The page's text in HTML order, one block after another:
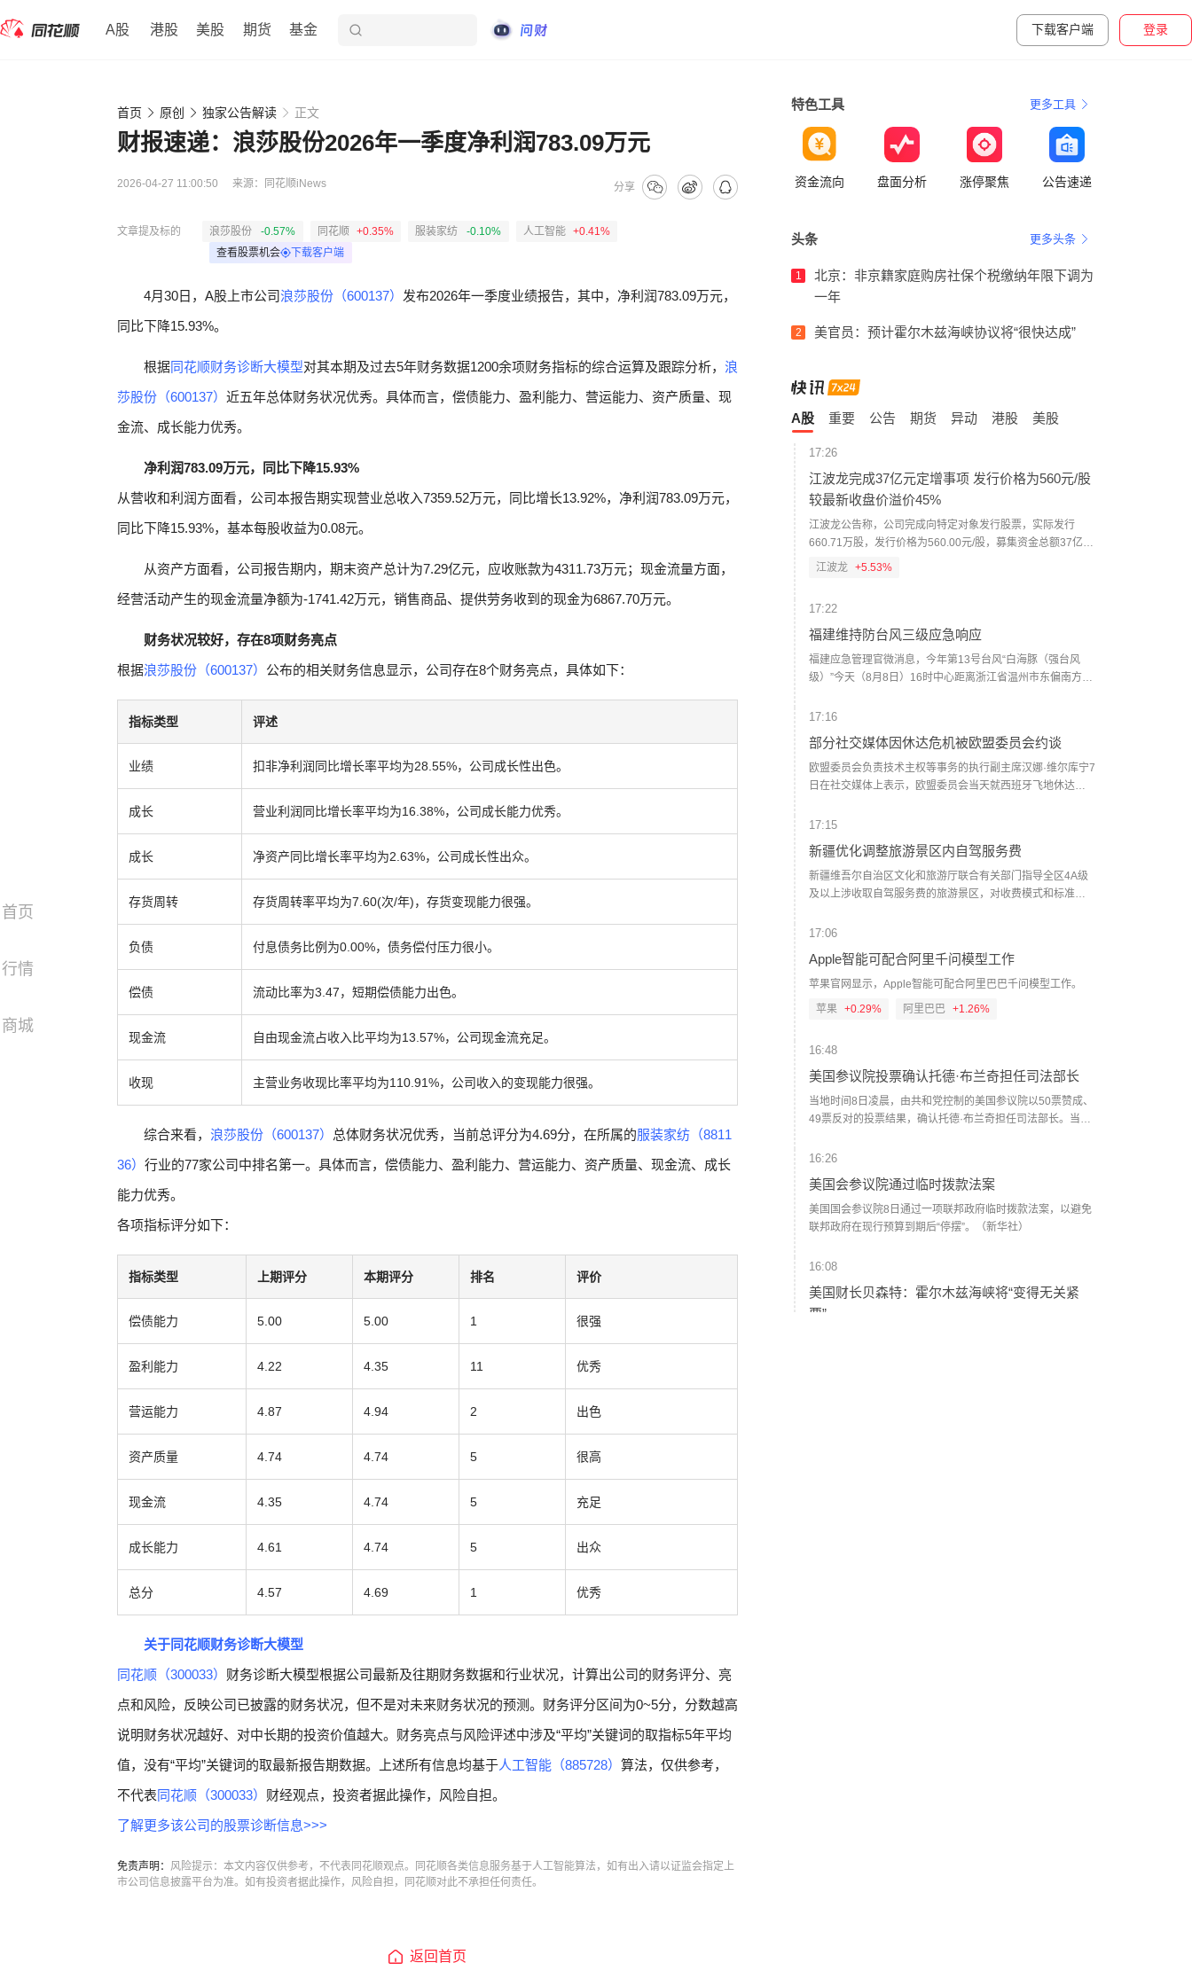
A股 港股 美股 期货 基金 下载客户端 登录
首页
行情
商城
首页 原创 独家公告解读 正文
财报速递：浪莎股份2026年一季度净利润783.09万元
2026-04-27 11:00:50 来源： 同花顺iNews 分享
文章提及标的 浪莎股份 -0.57% 同花顺 +0.35% 服装家纺 -0.10% 人工智能 +0.41%
查看股票机会
下载客户端
4月30日，A股上市公司浪莎股份（600137） 发布2026年一季度业绩报告，其中，净利润783.09万元，
同比下降15.93%。
根据同花顺财务诊断大模型对其本期及过去5年财务数据1200余项财务指标的综合运算及跟踪分析， 浪
莎股份（600137） 近五年总体财务状况优秀。具体而言，偿债能力、盈利能力、营运能力、资产质量、现
金流、成长能力优秀。
净利润783.09万元，同比下降15.93%
从营收和利润方面看，公司本报告期实现营业总收入7359.52万元，同比增长13.92%，净利润783.09万元，
同比下降15.93%，基本每股收益为0.08元。
从资产方面看，公司报告期内，期末资产总计为7.29亿元，应收账款为4311.73万元；现金流量方面，
经营活动产生的现金流量净额为-1741.42万元，销售商品、提供劳务收到的现金为6867.70万元。
财务状况较好，存在8项财务亮点
根据浪莎股份（600137） 公布的相关财务信息显示，公司存在8个财务亮点，具体如下：
指标类型 评述
业绩 扣非净利润同比增长率平均为28.55%，公司成长性出色。
成长 营业利润同比增长率平均为16.38%，公司成长能力优秀。
成长 净资产同比增长率平均为2.63%，公司成长性出众。
存货周转 存货周转率平均为7.60(次/年)，存货变现能力很强。
负债 付息债务比例为0.00%，债务偿付压力很小。
偿债 流动比率为3.47，短期偿债能力出色。
现金流 自由现金流占收入比平均为13.57%，公司现金流充足。
收现 主营业务收现比率平均为110.91%，公司收入的变现能力很强。
综合来看， 浪莎股份（600137） 总体财务状况优秀，当前总评分为4.69分，在所属的服装家纺（8811
36） 行业的77家公司中排名第一。具体而言，偿债能力、盈利能力、营运能力、资产质量、现金流、成长
能力优秀。
各项指标评分如下：
指标类型 上期评分 本期评分 排名 评价
偿债能力 5.00 5.00 1 很强
盈利能力 4.22 4.35 11 优秀
营运能力 4.87 4.94 2 出色
资产质量 4.74 4.74 5 很高
现金流 4.35 4.74 5 充足
成长能力 4.61 4.74 5 出众
总分 4.57 4.69 1 优秀
关于同花顺财务诊断大模型
同花顺（300033） 财务诊断大模型根据公司最新及往期财务数据和行业状况，计算出公司的财务评分、亮
点和风险，反映公司已披露的财务状况，但不是对未来财务状况的预测。财务评分区间为0~5分，分数越高
说明财务状况越好、对中长期的投资价值越大。财务亮点与风险评述中涉及“平均”关键词的取指标5年平均
值，没有“平均”关键词的取最新报告期数据。上述所有信息均基于人工智能（885728） 算法，仅供参考，
不代表同花顺（300033） 财经观点，投资者据此操作，风险自担。
了解更多该公司的股票诊断信息>>>
免责声明： 风险提示：本文内容仅供参考，不代表同花顺观点。同花顺各类信息服务基于人工智能算法，如有出入请以证监会指定上
市公司信息披露平台为准。如有投资者据此操作，风险自担，同花顺对此不承担任何责任。
返回首页
特色工具 更多工具
资金流向 盘面分析 涨停聚焦 公告速递
头条 更多头条
1
北京：非京籍家庭购房社保个税缴纳年限下调为
一年
2 美官员：预计霍尔木兹海峡协议将“很快达成”
A股 重要 公告 期货 异动 港股 美股
17:26
江波龙完成37亿元定增事项 发行价格为560元/股
较最新收盘价溢价45%
江波龙公告称，公司完成向特定对象发行股票，实际发行
660.71万股，发行价格为560.00元/股，募集资金总额37亿
元，扣除发行费用后净额36.68亿元。发行对象最终确定为21
增价格较收盘价溢价45%。
江波龙 +5.53%
17:22
福建维持防台风三级应急响应
福建应急管理官微消息，今年第13号台风“白海豚（强台风
级）”今天（8月8日）16时中心距离浙江省温州市东偏南方向
以每小时10～15公里的速度向西偏北方向移动，可能于9日夜
间至9日，闽外渔场、钓鱼岛海域、闽东渔场最大风力11～13
级、阵风13～15级；台风中心经过的附近海域可达14～15
级、阵风16～17级。北部沿海海区10～12级、阵风12～14
分县市阵风可达8～10级（高海拔山区局部11～12级）。宁
地区局部大雨到暴雨。福建省防指维持防台风三级应急响
应。回港船舶、海上作业平台及涉海、涉岛旅游需加强安全
管理工作，沿海养殖设施需加固。防范台风暴雨可能引发的
避险。（界面新闻）
17:16
部分社交媒体因休达危机被欧盟委员会约谈
欧盟委员会负责技术主权等事务的执行副主席汉娜·维尔库宁7
日在社交媒体上表示，欧盟委员会当天就西班牙飞地休达局
在危机期间加强内容监测并采取果断措施。 维尔库宁在社交
行动，维护数字空间完整性。她表示，平台应加强对相关内
容的监测，并强化与事实核查机构的合作。 休达位于非洲西
北部、直布罗陀海峡附近的地中海沿岸，与摩洛哥接壤。日
牙最严重的边境移民危机。 据德新社等媒体报道，一些进入
放”“休达将提供住宿”以及“进入休达后可继续前往西班牙本土”
等信息。 休达危机也引发了欧盟内部围绕外部边境管控和移
继续跟进相关情况。(新华社)
17:15
新疆优化调整旅游景区内自驾服务费
新疆维吾尔自治区文化和旅游厅联合有关部门指导全区4A级
及以上涉收取自驾服务费的旅游景区，对收费模式和标准作
原按“人”收费、按“车”收费全部调整为按“车”收费，根据不同
不超过120元/车，6至7座不超过180元/车，8至19座不超过
300元/车，20座及以上不超过600元/车。因票务系统需调整
升级，原按“人”收费调整为按“车”收费的景区，新方案不晚于8
12日0时起执行，不设过渡期。各景区新方案将于近日向社会
发布，敬请广大游客关注。（人民财讯）
17:06
Apple智能可配合阿里千问模型工作
苹果官网显示，Apple智能可配合阿里巴巴千问模型工作。
苹果 +0.29% 阿里巴巴 +1.26%
16:48
美国参议院投票确认托德·布兰奇担任司法部长
当地时间8日凌晨，由共和党控制的美国参议院以50票赞成、
49票反对的投票结果，确认托德·布兰奇担任司法部长。当地
托德·布兰奇出任司法部长的提名。特朗普4月2日宣布，帕姆·
闻）
16:26
美国会参议院通过临时拨款法案
美国国会参议院8日通过一项联邦政府临时拨款法案，以避免
联邦政府在现行预算到期后“停摆”。（新华社）
16:08
美国财长贝森特：霍尔木兹海峡将“变得无关紧
要”